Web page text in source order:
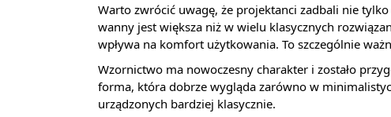
Warto zwrócić uwagę, że projektanci zadbali nie
wanny jest większa niż w wielu klasycznych
wpływa na komfort użytkowania. To szczególnie
Wzornictwo ma nowoczesny charakter i zostało
forma, która dobrze wygląda zarówno w
urządzonych bardziej klasycznie.